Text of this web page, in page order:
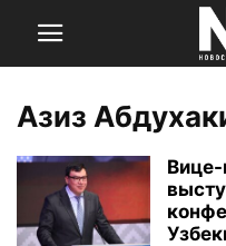
Азиз
Вице-